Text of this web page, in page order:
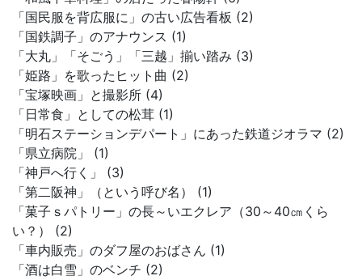
「国民服を背広服に」の古い広告看板 (2)
「国鉄調子」のアナウンス (1)
「大丸」「そごう」「三越」揃い踏み (3)
「姫路」を歌ったヒット曲 (2)
「宝塚映画」と撮影所 (4)
「日常食」としての松茸 (1)
「明石ステーションデパート」にあった鉄道ジオラマ (2)
「県立病院」 (1)
「神戸へ行く」 (3)
「第二阪神」（という呼び名） (1)
「菓子ｓパトリー」の長～いエクレア（30～40㎝くら
い？） (2)
「車内販売」のダフ屋のおばさん (1)
「酒は白雪」のベンチ (2)